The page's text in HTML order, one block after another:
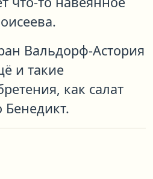
Вальдорф-Астория
и такие
как салат